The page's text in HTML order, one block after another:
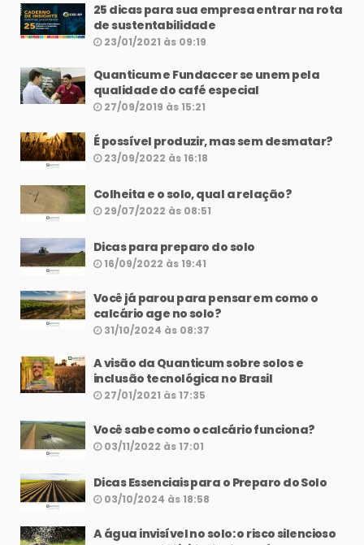
25 dicas para sua empresa entrar na rota
de sustentabilidade
23/01/2021 às 09:19
Quanticum e Fundaccer se unem pela
qualidade do café especial
27/09/2019 às 15:21
É possível produzir, mas sem desmatar?
23/09/2022 às 16:18
Colheita e o solo, qual a relação?
29/07/2022 às 08:51
Dicas para preparo do solo
16/09/2022 às 19:41
Você já parou para pensar em como o
calcário age no solo?
31/10/2024 às 08:37
A visão da Quanticum sobre solos e
inclusão tecnológica no Brasil
27/01/2021 às 17:35
Você sabe como o calcário funciona?
03/11/2022 às 17:01
Dicas Essenciais para o Preparo do Solo
03/10/2024 às 18:58
A água invisível no solo: o risco silencioso